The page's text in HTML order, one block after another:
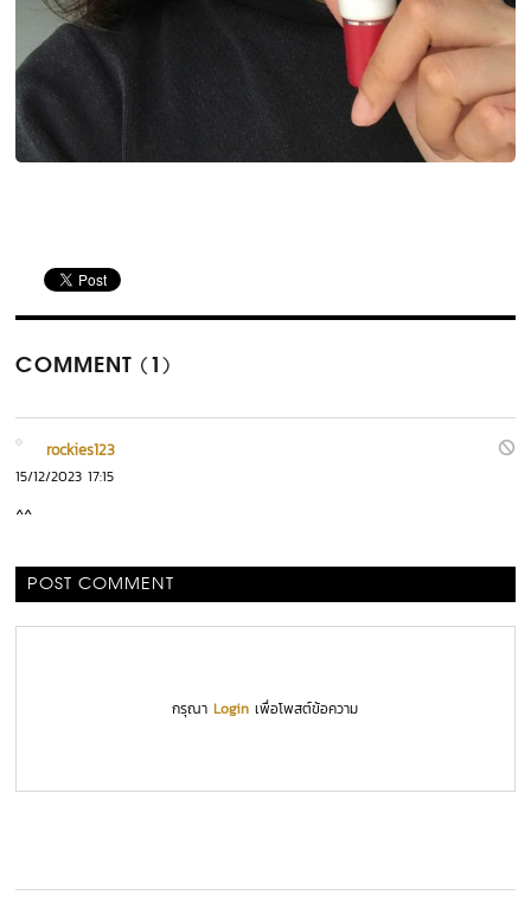
COMMENT (1)
rockies123
15/12/2023 17:15
^^
POST COMMENT
กรุณาLogin เพื่อโพสต์ข้อความ